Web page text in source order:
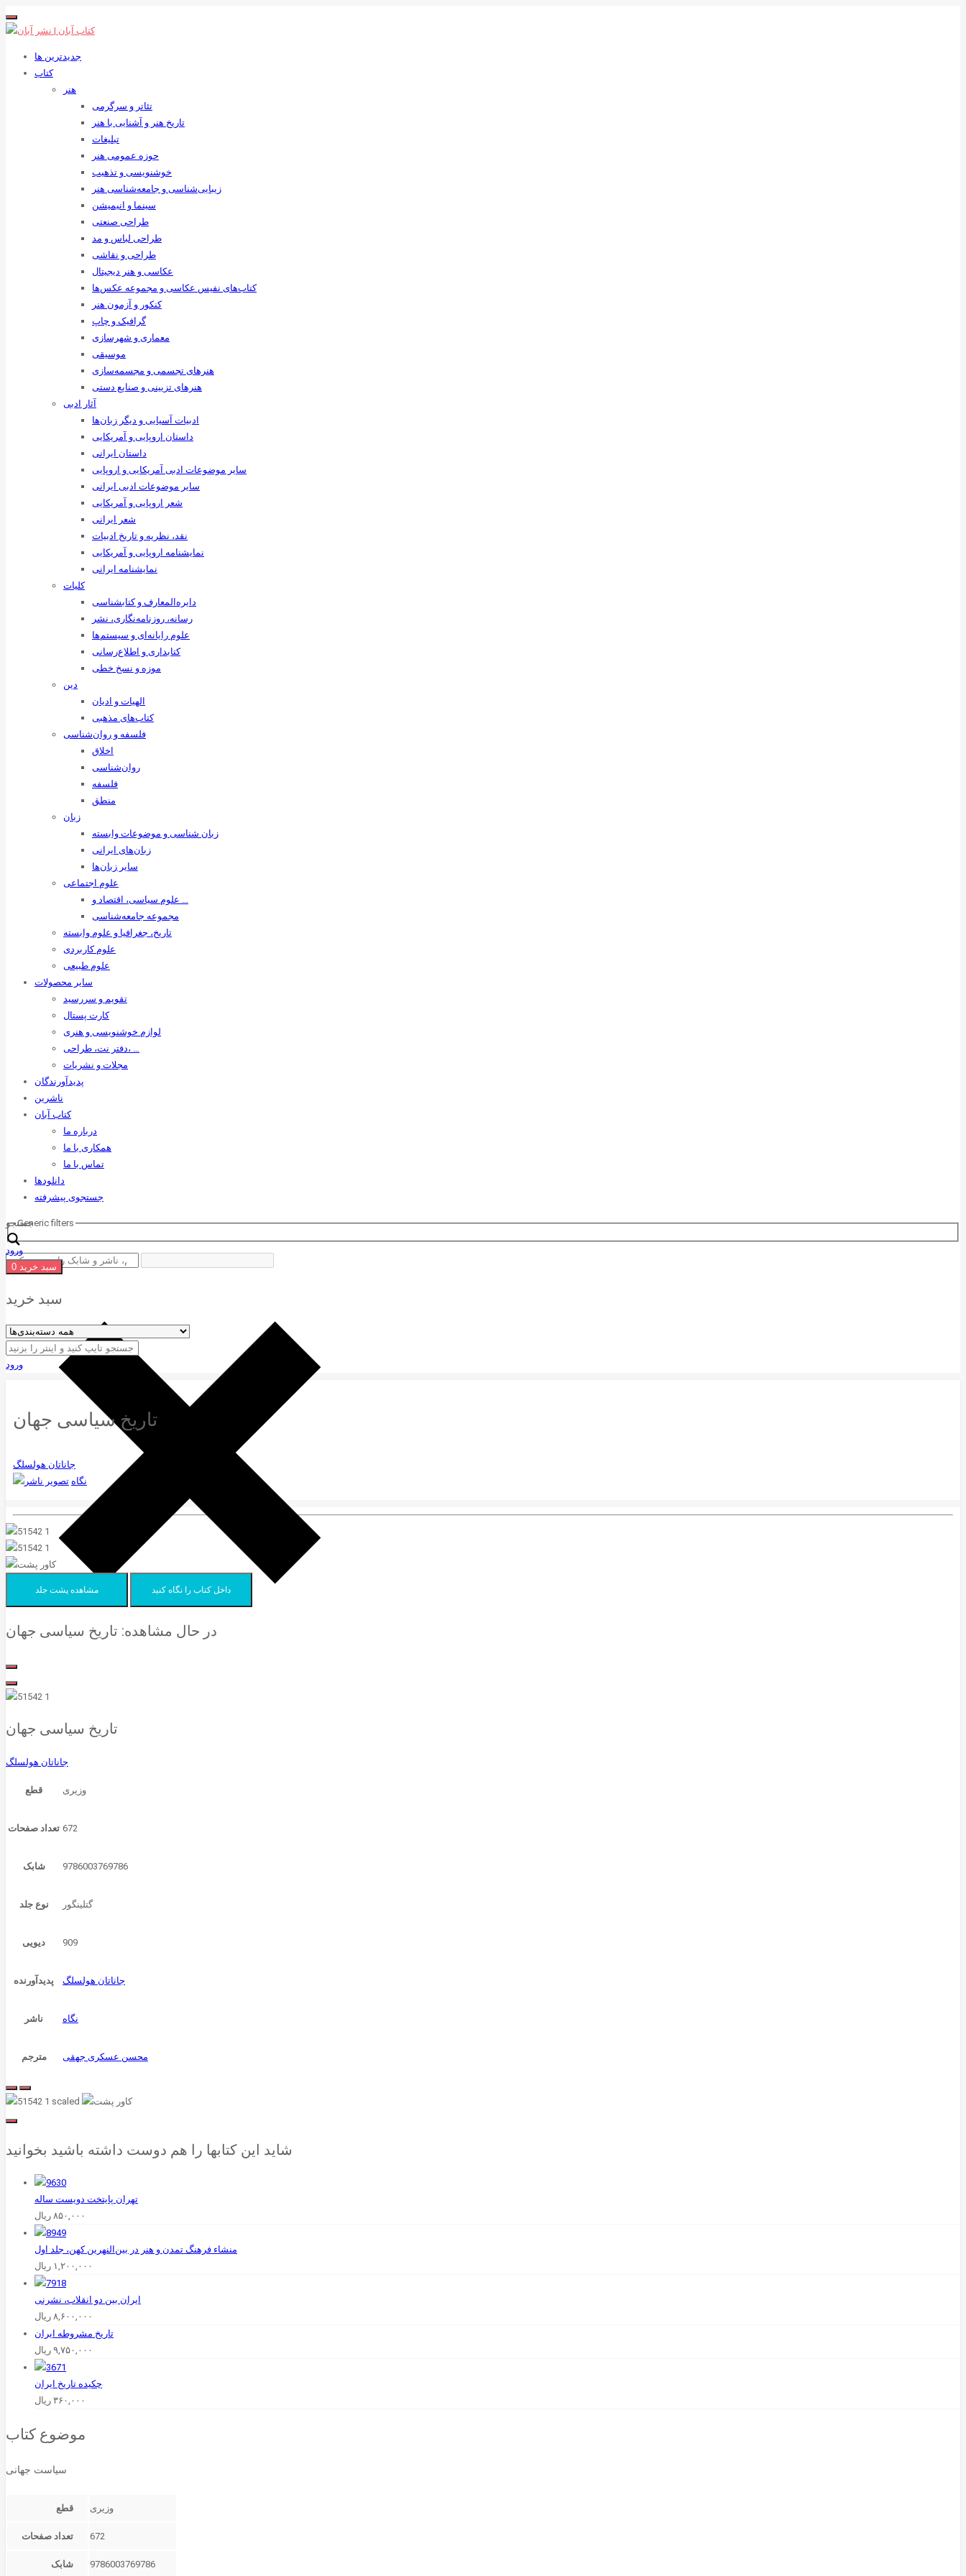
جدیدترین ها
کتاب
هنر
تئاتر و سرگرمی
تاریخ هنر و آشنایی با هنر
تبلیغات
حوزه عمومی هنر
خوشنویسی و تذهیب
زیبایی‌شناسی و جامعه‌شناسی هنر
سینما و انیمیشن
طراحی صنعتی
طراحی لباس و مد
طراحی و نقاشی
عکاسی و هنر دیجیتال
کتاب‌های نفیس عکاسی و مجموعه عکس‌ها
کنکور و آزمون هنر
گرافیک و چاپ
معماری و شهرسازی
موسیقی
هنرهای ‌تجسمی و مجسمه‌سازی
هنرهای تزیینی و صنایع ‌دستی
آثار ادبی
ادبیات آسیایی و دیگر زبان‌ها
داستان اروپایی و آمریکایی
داستان ایرانی
سایر موضوعات ادبی آمریکایی و اروپایی
سایر موضوعات ادبی ایرانی
شعر اروپایی و آمریکایی
شعر ایرانی
نقد، نظریه و تاریخ ادبیات
نمایشنامه اروپایی و آمریکایی
نمایشنامه ایرانی
کلیات
دایره‌المعارف و کتابشناسی
رسانه‌، روزنامه‌نگاری، نشر
علوم رایانه‌ای و سیستم‌ها
کتابداری و اطلاع‌رسانی
موزه و نسخ خطی
دین
الهیات و ادیان
کتاب‌های مذهبی
فلسفه و روان‌شناسی
اخلاق
روان‌شناسی
فلسفه
منطق
زبان
زبان ‌شناسی و موضوعات وابسته
زبان‌های ایرانی
سایر زبان‌ها
علوم اجتماعی
علوم سیاسی، اقتصاد و …
مجموعه جامعه‌شناسی
تاریخ، جغرافیا و علوم وابسته
علوم کاربردی
علوم طبیعی
سایر محصولات
تقویم و سررسید
کارت پستال
لوازم خوشنویسی و هنری
دفتر نت، طراحی، …
مجلات و نشریات
پدیدآورندگان
ناشرین
کتاب آبان
درباره ما
همکاری با ما
تماس با ما
دانلودها
جستجوی پیشرفته
جستجو
Generic filters
ورود
سبد خرید 0
سبد خرید
ورود
تاریخ سیاسی جهان
جاناتان هولسلگ
نگاه
مشاهده پشت جلد داخل کتاب را نگاه کنید
در حال مشاهده: تاریخ سیاسی جهان
تاریخ سیاسی جهان
جاناتان هولسلگ
قطع
تعداد صفحات 672
شابک 9786003769786
نوع جلد گتلینگور
دیویی 909
پدیدآورنده جاناتان هولسلگ
ناشر نگاه
مترجم محسن عسکری جهقی
شاید این کتابها را هم دوست داشته باشید بخوانید
۸۵۰,۰۰۰ ریال
منشاء فرهنگ‌ تمدن‌ و هنر در بین‌النهرین‌ کهن، جلد اول
۱,۲۰۰,۰۰۰ ریال
ایران بین دو انقلاب، نشرنی
۸,۶۰۰,۰۰۰ ریال
تاریخ‌ مشروطه‌ ایران
۹,۷۵۰,۰۰۰ ریال
۳۶۰,۰۰۰ ریال
موضوع کتاب
سیاست جهانی
قطع
تعداد صفحات 672
شابک 9786003769786